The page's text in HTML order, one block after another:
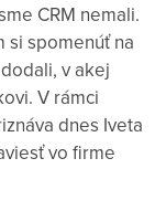
CRM nemali.
si spomenúť na
v akej
V rámci
dnes Iveta
vo firme